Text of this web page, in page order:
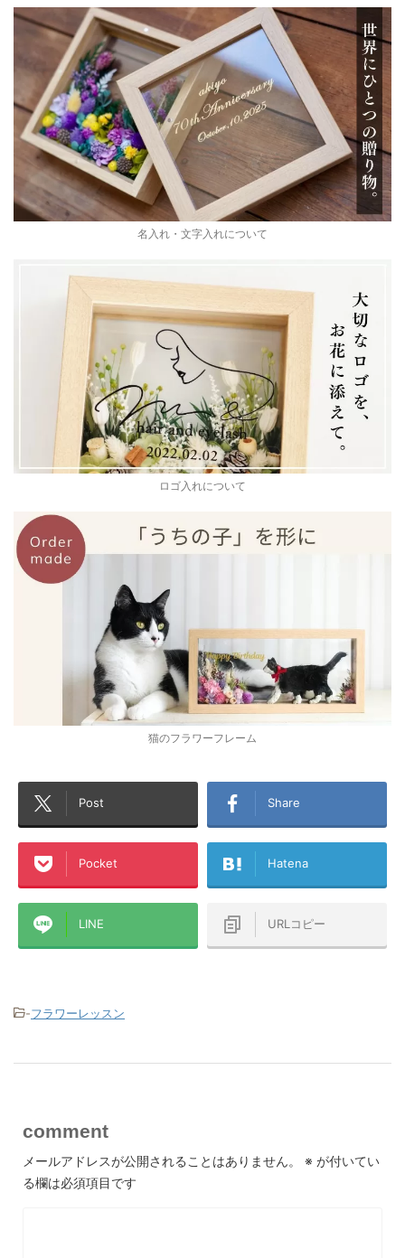
名入れ・文字入れについて
ロゴ入れについて
猫のフラワーフレーム
Post Share
Pocket Hatena
LINE URLコピー
-フラワーレッスン
comment
メールアドレスが公開されることはありません。 ※ が付いてい
る欄は必須項目です